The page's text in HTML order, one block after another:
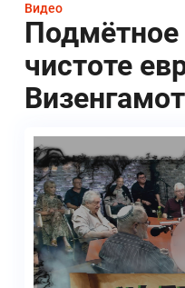
Видео
чистоте
Визенгамот